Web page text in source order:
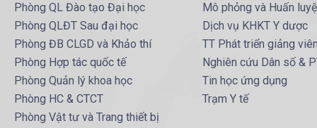
Phòng QL Đào tạo Đại học
Phòng QLĐT Sau đại học
Phòng ĐB CLGD và Khảo thí
Phòng Hợp tác quốc tế
Phòng Quản lý khoa học
Phòng HC & CTCT
Phòng Vật tư và Trang thiết bị
Mô phỏng và Huấn
Dịch vụ KHKT Y dược
TT Phát triển giảng
Nghiên cứu Dân số &
Tin học ứng dụng
Trạm Y tế